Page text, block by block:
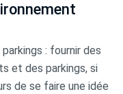
: fournir des
et des parkings, si
de se faire une idée